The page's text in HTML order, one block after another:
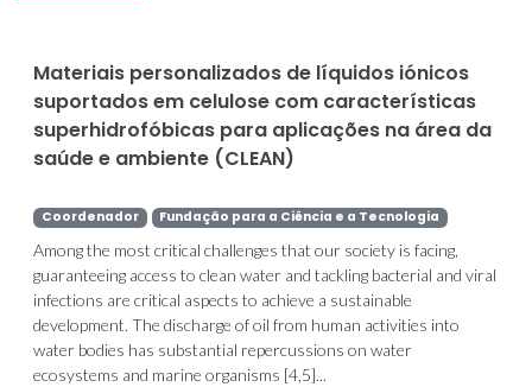
Materiais personalizados de líquidos iónicos
suportados em celulose com características
superhidrofóbicas para aplicações na área da
saúde e ambiente (CLEAN)
Coordenador Fundação para a Ciência e a Tecnologia
Among the most critical challenges that our society is facing,
guaranteeing access to clean water and tackling bacterial and viral
infections are critical aspects to achieve a sustainable
development. The discharge of oil from human activities into
water bodies has substantial repercussions on water
ecosystems and marine organisms [4,5]...